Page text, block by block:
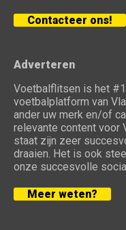
Contacteer ons!
Adverteren
Voetbalflitsen is het
voetbalplatform van
ander uw merk en/of
relevante content voor
staat zijn zeer
draaien. Het is ook
onze succesvolle
Meer weten?